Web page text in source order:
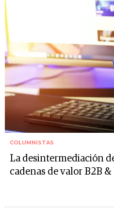
COLUMNISTAS
La desintermediación
cadenas de valor B2B &